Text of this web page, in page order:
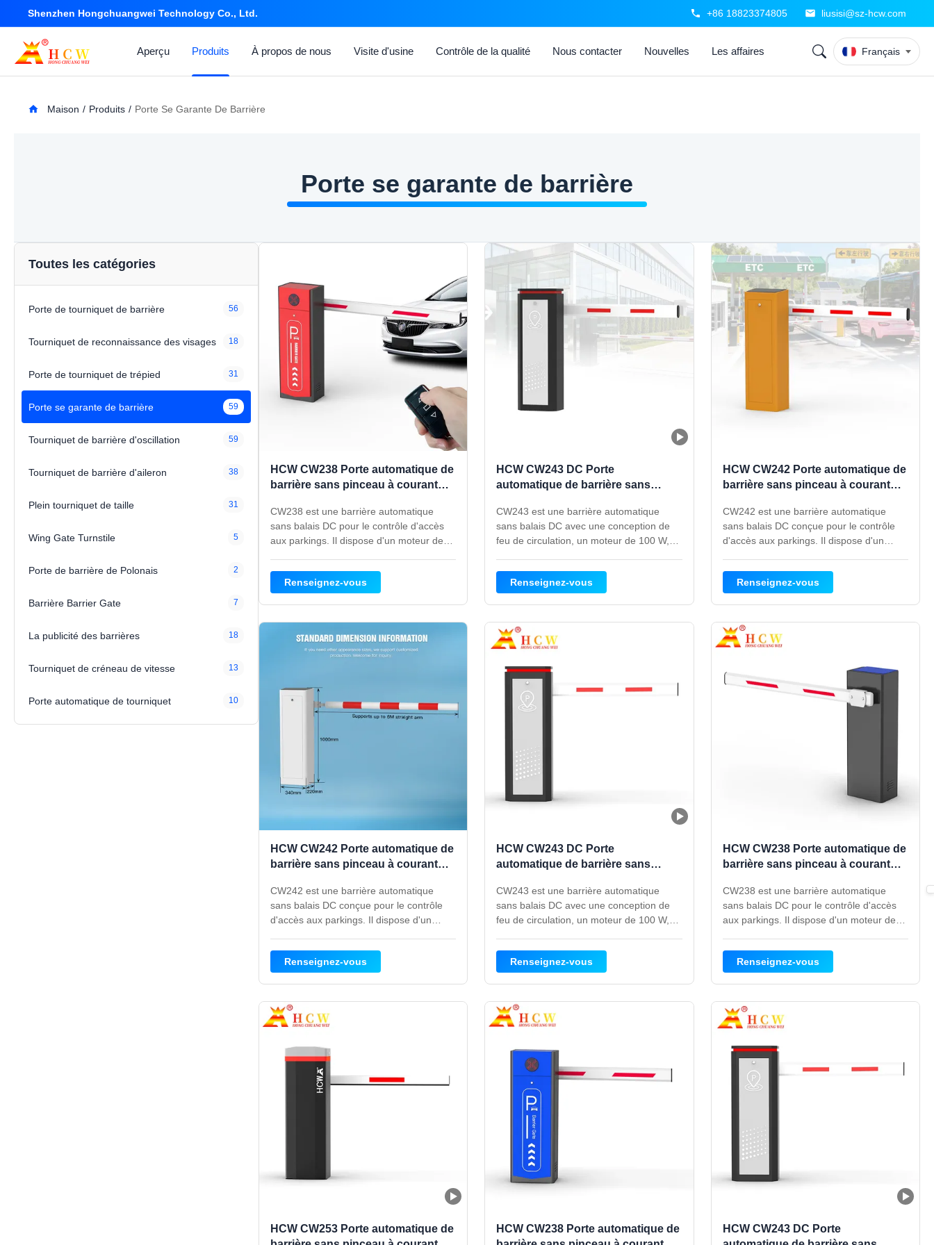
Shenzhen Hongchuangwei Technology Co., Ltd. +86 18823374805 liusisi@sz-hcw.com
Aperçu Produits À propos de nous Visite d'usine Contrôle de la qualité Nous contacter Nouvelles Les affaires Français
Maison / Produits / Porte Se Garante De Barrière
Porte se garante de barrière
Toutes les catégories
Porte de tourniquet de barrière 56
Tourniquet de reconnaissance des visages 18
Porte de tourniquet de trépied 31
Porte se garante de barrière 59
Tourniquet de barrière d'oscillation 59
Tourniquet de barrière d'aileron 38
Plein tourniquet de taille 31
Wing Gate Turnstile 5
Porte de barrière de Polonais 2
Barrière Barrier Gate 7
La publicité des barrières 18
Tourniquet de créneau de vitesse 13
Porte automatique de tourniquet 10
HCW CW238 Porte automatique de
barrière sans pinceau à courant
parking
CW238 est une barrière automatique
sans balais DC pour le contrôle d'accès
aux parkings. Il dispose d'un moteur de
à 6 s, d'une protection IP54, d'un rebond
anti-écrasement et d'une armoire durable
Renseignez-vous
HCW CW243 DC Porte
automatique de barrière sans
pour contrôle d'accès au parking
CW243 est une barrière automatique
sans balais DC avec une conception de
feu de circulation, un moteur de 100 W,
rebond anti-écrasement et une armoire
en acier laminé à froid durable. Il convient
Renseignez-vous
HCW CW242 Porte automatique de
barrière sans pinceau à courant
parking
CW242 est une barrière automatique
sans balais DC conçue pour le contrôle
d'accès aux parkings. Il dispose d'un
de 1 à 3 s/3 à 6 s, d'une protection IP54,
d'un rebond anti-écrasement et d'une
Renseignez-vous
HCW CW242 Porte automatique de
barrière sans pinceau à courant
parking
CW242 est une barrière automatique
sans balais DC conçue pour le contrôle
d'accès aux parkings. Il dispose d'un
de 1 à 3 s/3 à 6 s, d'une protection IP54,
d'un rebond anti-écrasement et d'une
Renseignez-vous
HCW CW243 DC Porte
automatique de barrière sans
pour contrôle d'accès au parking
CW243 est une barrière automatique
sans balais DC avec une conception de
feu de circulation, un moteur de 100 W,
rebond anti-écrasement et une armoire
en acier laminé à froid durable. Il convient
Renseignez-vous
HCW CW238 Porte automatique de
barrière sans pinceau à courant
parking
CW238 est une barrière automatique
sans balais DC pour le contrôle d'accès
aux parkings. Il dispose d'un moteur de
à 6 s, d'une protection IP54, d'un rebond
anti-écrasement et d'une armoire durable
Renseignez-vous
HCW CW253 Porte automatique de
HCW CW238 Porte automatique de
HCW CW243 DC Porte